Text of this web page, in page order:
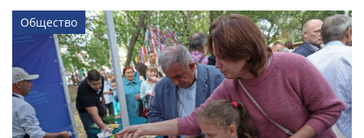
Общество